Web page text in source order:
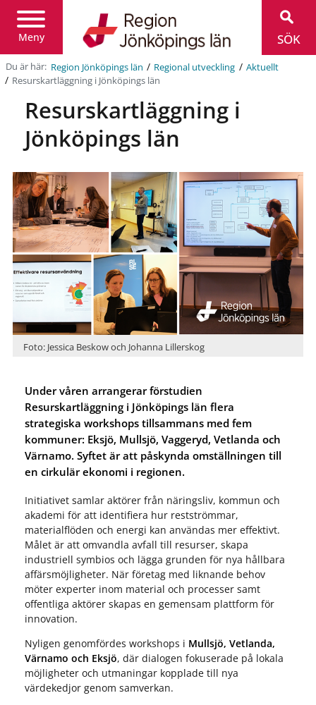
Meny
Jönköpings
län
SÖK
Du är här: Region Jönköpings län / Regional utveckling / Aktuellt
/ Resurskartläggning i Jönköpings län
Resurskartläggning i
Jönköpings län
Foto: Jessica Beskow och Johanna Lillerskog
Under våren arrangerar förstudien
Resurskartläggning i Jönköpings län flera
strategiska workshops tillsammans med fem
kommuner: Eksjö, Mullsjö, Vaggeryd, Vetlanda och
Värnamo. Syftet är att påskynda omställningen till
en cirkulär ekonomi i regionen.
Initiativet samlar aktörer från näringsliv, kommun och
akademi för att identifiera hur restströmmar,
materialflöden och energi kan användas mer effektivt.
Målet är att omvandla avfall till resurser, skapa
industriell symbios och lägga grunden för nya hållbara
affärsmöjligheter. När företag med liknande behov
möter experter inom material och processer samt
offentliga aktörer skapas en gemensam plattform för
innovation.
Nyligen genomfördes workshops i Mullsjö, Vetlanda,
Värnamo och Eksjö, där dialogen fokuserade på lokala
möjligheter och utmaningar kopplade till nya
värdekedjor genom samverkan.